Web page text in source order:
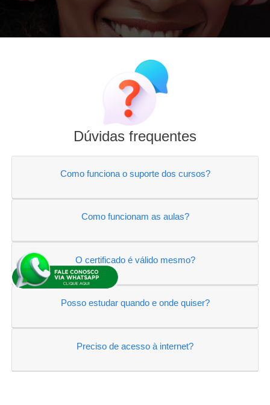
Dúvidas frequentes
Como funciona o suporte dos cursos?
Como funcionam as aulas?
O certificado é válido mesmo?
Posso estudar quando e onde quiser?
Preciso de acesso à internet?